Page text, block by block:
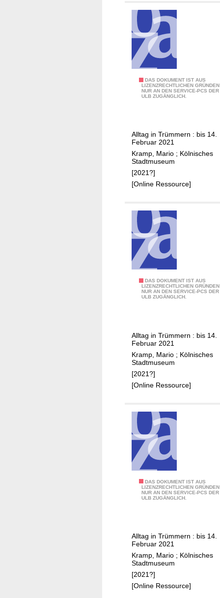
DAS DOKUMENT IST AUS
LIZENZRECHTLICHEN GRÜNDEN
NUR AN DEN SERVICE-PCS DER
ULB ZUGÄNGLICH.
n
1
9
4
5
Alltag in Trümmern : bis 14.
Februar 2021
Kramp, Mario ; Kölnisches
Stadtmuseum
[2021?]
[Online Ressource]
DAS DOKUMENT IST AUS
LIZENZRECHTLICHEN GRÜNDEN
NUR AN DEN SERVICE-PCS DER
ULB ZUGÄNGLICH.
n
1
9
4
5
Alltag in Trümmern : bis 14.
Februar 2021
Kramp, Mario ; Kölnisches
Stadtmuseum
[2021?]
[Online Ressource]
DAS DOKUMENT IST AUS
LIZENZRECHTLICHEN GRÜNDEN
NUR AN DEN SERVICE-PCS DER
ULB ZUGÄNGLICH.
n
1
9
4
5
Alltag in Trümmern : bis 14.
Februar 2021
Kramp, Mario ; Kölnisches
Stadtmuseum
[2021?]
[Online Ressource]